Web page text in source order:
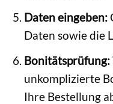
Daten eingeben:
Daten sowie die
Bonitätsprüfung:
unkomplizierte
Ihre Bestellung